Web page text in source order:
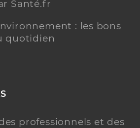
Santé.fr
: les bons
quotidien
professionnels et des